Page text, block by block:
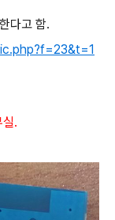
다고 함.
실.